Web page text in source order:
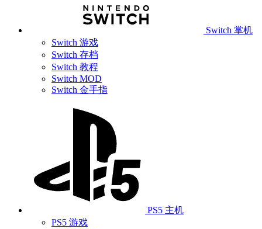
Switch 掌机
Switch 游戏
Switch 存档
Switch 教程
Switch MOD
Switch 金手指
PS5 主机
PS5 游戏